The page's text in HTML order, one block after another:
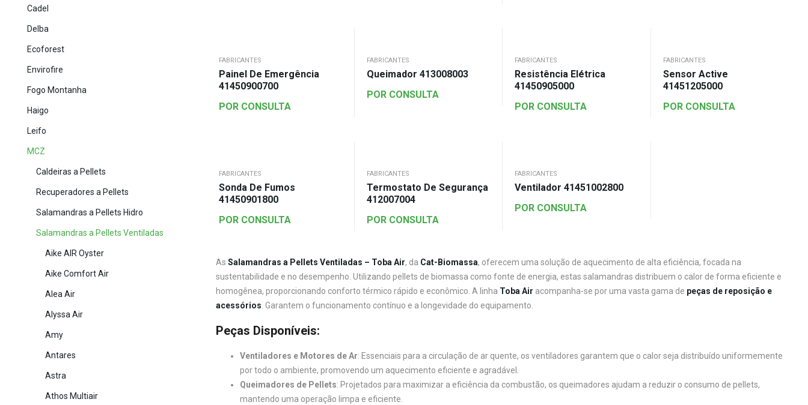
FABRICANTES
Painel De Emergência
41450900700
POR CONSULTA
FABRICANTES
Queimador 413008003
POR CONSULTA
FABRICANTES
Resistência Elétrica
41450905000
POR CONSULTA
FABRICANTES
Sensor Active
41451205000
POR CONSULTA
FABRICANTES
Sonda De Fumos
41450901800
POR CONSULTA
FABRICANTES
Termostato De Segurança
412007004
POR CONSULTA
FABRICANTES
Ventilador 41451002800
POR CONSULTA
As Salamandras a Pellets Ventiladas – Toba Air, da Cat-Biomassa, oferecem uma solução de aquecimento de alta eficiência, focada na
sustentabilidade e no desempenho. Utilizando pellets de biomassa como fonte de energia, estas salamandras distribuem o calor de forma eficiente e
homogênea, proporcionando conforto térmico rápido e econômico. A linha Toba Air acompanha-se por uma vasta gama de peças de reposição e
acessórios. Garantem o funcionamento contínuo e a longevidade do equipamento.
Peças Disponíveis:
Ventiladores e Motores de Ar: Essenciais para a circulação de ar quente, os ventiladores garantem que o calor seja distribuído uniformemente
por todo o ambiente, promovendo um aquecimento eficiente e agradável.
Queimadores de Pellets: Projetados para maximizar a eficiência da combustão, os queimadores ajudam a reduzir o consumo de pellets,
mantendo uma operação limpa e eficiente.
Cadel
Delba
Ecoforest
Envirofire
Fogo Montanha
Haigo
Leifo
MCZ
Caldeiras a Pellets
Recuperadores a Pellets
Salamandras a Pellets Hidro
Salamandras a Pellets Ventiladas
Aike AIR Oyster
Aike Comfort Air
Alea Air
Alyssa Air
Amy
Antares
Astra
Athos Multiair